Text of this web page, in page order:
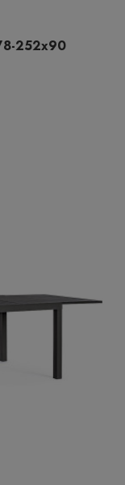
252x90